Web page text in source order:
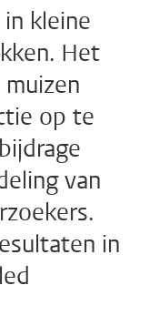
kleine
Het
op te
van
in